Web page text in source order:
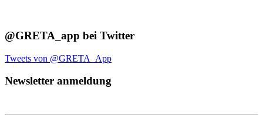
@GRETA_app bei Twitter
Tweets von @GRETA_App
Newsletter anmeldung